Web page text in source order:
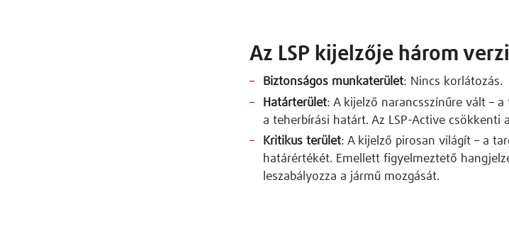
Az LSP kijelzője három
Biztonságos munkaterület: Nincs korlátozás.
Határterület: A kijelző narancsszínűre vált –
a teherbírási határt. Az LSP-Active csökkenti
Kritikus terület: A kijelző pirosan világít – a
határértékét. Emellett figyelmeztető
leszabályozza a jármű mozgását.